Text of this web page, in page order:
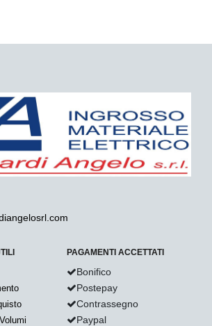
PAGAMENTI ACCETTATI
Bonifico
Postepay
Contrassegno
Paypal